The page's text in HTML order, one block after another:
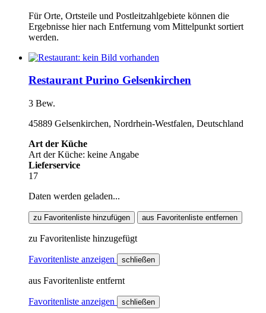
Für Orte, Ortsteile und Postleitzahlgebiete können die
Ergebnisse hier nach Entfernung vom Mittelpunkt sortiert
werden.
Restaurant Purino Gelsenkirchen
3 Bew.
45889 Gelsenkirchen, Nordrhein-Westfalen, Deutschland
Art der Küche
Art der Küche: keine Angabe
Lieferservice
17
Daten werden geladen...
zu Favoritenliste hinzufügen aus Favoritenliste entfernen
zu Favoritenliste hinzugefügt
Favoritenliste anzeigen schließen
aus Favoritenliste entfernt
Favoritenliste anzeigen schließen